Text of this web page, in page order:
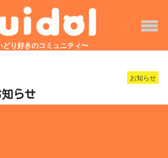
どり好きのコミュニティ〜
お知らせ
らせ